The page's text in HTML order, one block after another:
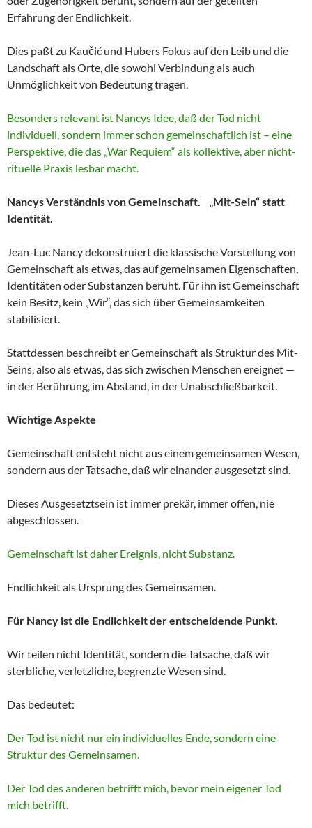
Erfahrung der Endlichkeit.
Dies paßt zu Kaučić und Hubers Fokus auf den Leib und die
Landschaft als Orte, die sowohl Verbindung als auch
Unmöglichkeit von Bedeutung tragen.
Besonders relevant ist Nancys Idee, daß der Tod nicht
individuell, sondern immer schon gemeinschaftlich ist – eine
Perspektive, die das „War Requiem“ als kollektive, aber nicht-
rituelle Praxis lesbar macht.
Nancys Verständnis von Gemeinschaft. „Mit-Sein“ statt
Identität.
Jean-Luc Nancy dekonstruiert die klassische Vorstellung von
Gemeinschaft als etwas, das auf gemeinsamen Eigenschaften,
Identitäten oder Substanzen beruht. Für ihn ist Gemeinschaft
kein Besitz, kein „Wir“, das sich über Gemeinsamkeiten
stabilisiert.
Stattdessen beschreibt er Gemeinschaft als Struktur des Mit-
Seins, also als etwas, das sich zwischen Menschen ereignet —
in der Berührung, im Abstand, in der Unabschließbarkeit.
Wichtige Aspekte
Gemeinschaft entsteht nicht aus einem gemeinsamen Wesen,
sondern aus der Tatsache, daß wir einander ausgesetzt sind.
Dieses Ausgesetztsein ist immer prekär, immer offen, nie
abgeschlossen.
Gemeinschaft ist daher Ereignis, nicht Substanz.
Endlichkeit als Ursprung des Gemeinsamen.
Für Nancy ist die Endlichkeit der entscheidende Punkt.
Wir teilen nicht Identität, sondern die Tatsache, daß wir
sterbliche, verletzliche, begrenzte Wesen sind.
Das bedeutet:
Der Tod ist nicht nur ein individuelles Ende, sondern eine
Struktur des Gemeinsamen.
Der Tod des anderen betrifft mich, bevor mein eigener Tod
mich betrifft.